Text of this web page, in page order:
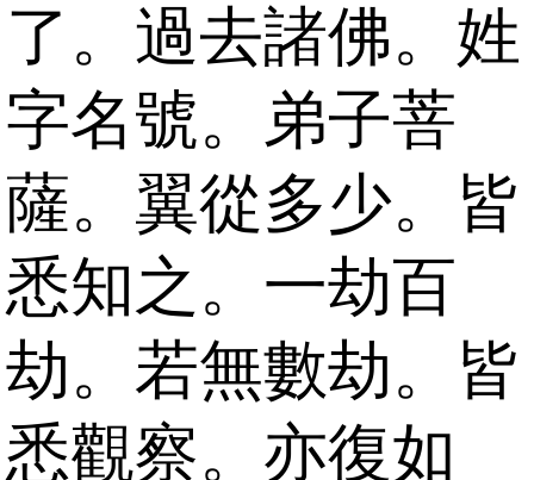
了。過去諸佛。姓
字名號。弟子菩
薩。翼從多少。皆
悉知之。一劫百
劫。若無數劫。皆
悉觀察。亦復如